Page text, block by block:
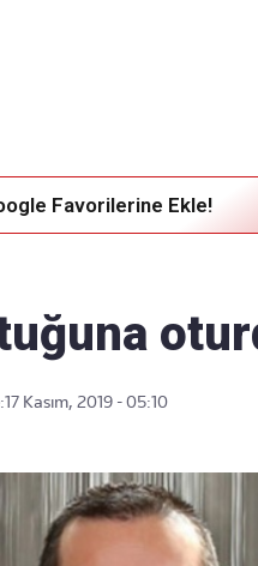
Favorilerine Ekle!
17 Kasım, 2019 - 05:10